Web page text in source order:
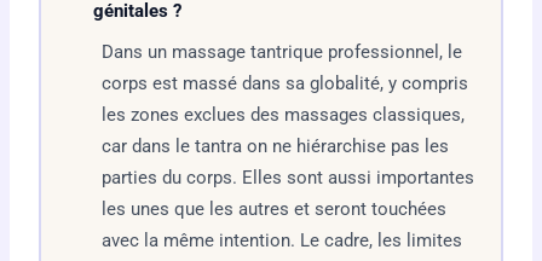
génitales ?
Dans un massage tantrique professionnel, le
corps est massé dans sa globalité, y compris
les zones exclues des massages classiques,
car dans le tantra on ne hiérarchise pas les
parties du corps. Elles sont aussi importantes
les unes que les autres et seront touchées
avec la même intention. Le cadre, les limites